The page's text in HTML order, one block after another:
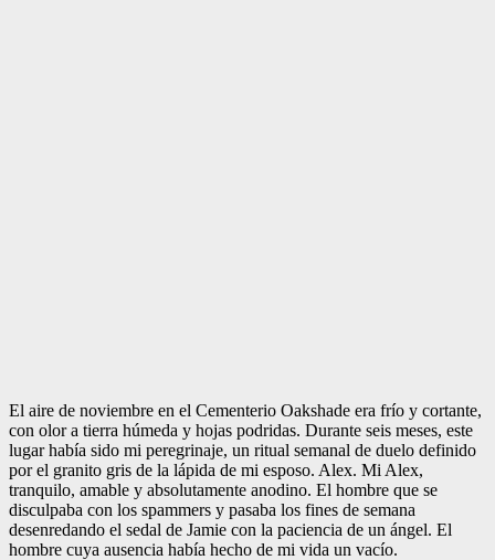
El aire de noviembre en el Cementerio Oakshade era frío y cortante,
con olor a tierra húmeda y hojas podridas. Durante seis meses, este
lugar había sido mi peregrinaje, un ritual semanal de duelo definido
por el granito gris de la lápida de mi esposo. Alex. Mi Alex,
tranquilo, amable y absolutamente anodino. El hombre que se
disculpaba con los spammers y pasaba los fines de semana
desenredando el sedal de Jamie con la paciencia de un ángel. El
hombre cuya ausencia había hecho de mi vida un vacío.